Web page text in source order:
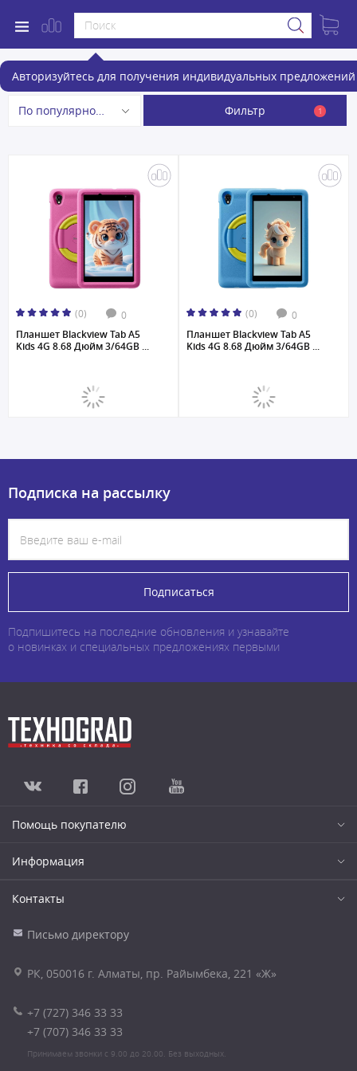
Авторизуйтесь для получения индивидуальных предложений
Планшеты
По популярности Фильтр 1
(0) 0
Планшет Blackview Tab A5
Kids 4G 8.68 Дюйм 3/64GB ...
(0) 0
Планшет Blackview Tab A5
Kids 4G 8.68 Дюйм 3/64GB ...
Подписка на рассылку
Подписаться
Подпишитесь на последние обновления и узнавайте
о новинках и специальных предложениях первыми
Помощь покупателю
Информация
Контакты
Письмо директору
РК, 050016 г. Алматы, пр. Райымбека, 221 «Ж»
+7 (727) 346 33 33
+7 (707) 346 33 33
Принимаем звонки с 9.00 до 20.00. Без выходных.